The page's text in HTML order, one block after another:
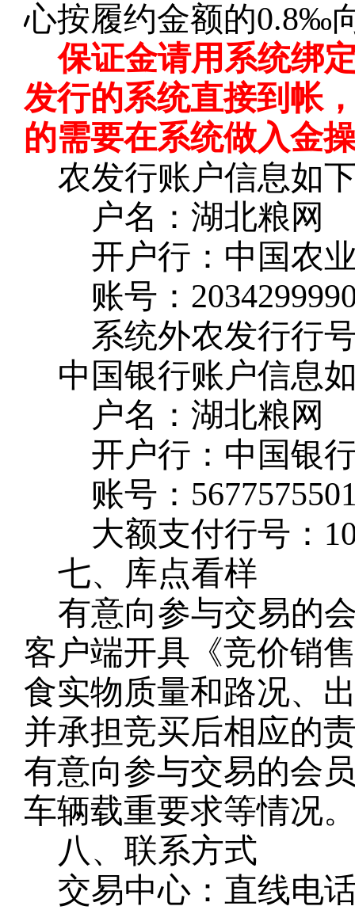
心按履约金额的0.8‰
保证金请用系统绑
发行的系统直接到帐
的需要在系统做入金
农发行账户信息如
户名：湖北粮网
开户行：中国农
账号：
系统外农发行行
中国银行账户信息
户名：湖北粮网
开户行：中国银
账号：
大额支付行号：
七、库点看样
有意向参与交易的
客户端开具《竞价销
食实物质量和路况、
并承担竞买后相应的
有意向参与交易的会
车辆载重要求等情况
八、联系方式
交易中心：直线电